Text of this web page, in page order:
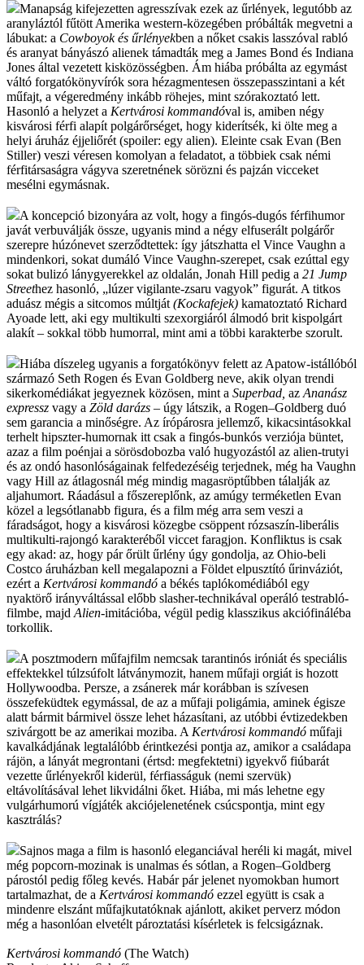
Manapság kifejezetten agresszívak ezek az űrlények, legutóbb az
aranyláztól fűtött Amerika western-közegében próbálták megvetni a
lábukat: a Cowboyok és űrlényekben a nőket csakis lasszóval rabló
és aranyat bányászó alienek támadták meg a James Bond és Indiana
Jones által vezetett kisközösségben. Ám hiába próbálta az egymást
váltó forgatókönyvírók sora hézagmentesen összepasszintani a két
műfajt, a végeredmény inkább röhejes, mint szórakoztató lett.
Hasonló a helyzet a Kertvárosi kommandóval is, amiben négy
kisvárosi férfi alapít polgárőrséget, hogy kiderítsék, ki ölte meg a
helyi áruház éjjeliőrét (spoiler: egy alien). Eleinte csak Evan (Ben
Stiller) veszi véresen komolyan a feladatot, a többiek csak némi
férfitársaságra vágyva szeretnének sörözni és pajzán vicceket
mesélni egymásnak.
A koncepció bizonyára az volt, hogy a fingós-dugós férfihumor
javát verbuválják össze, ugyanis mind a négy elfuserált polgárőr
szerepre húzónevet szerződtettek: így játszhatta el Vince Vaughn a
mindenkori, sokat dumáló Vince Vaughn-szerepet, csak ezúttal egy
sokat bulizó lánygyerekkel az oldalán, Jonah Hill pedig a 21 Jump
Streethez hasonló, „lúzer vigilante-zsaru vagyok” figurát. A titkos
aduász mégis a sitcomos múltját (Kockafejek) kamatoztató Richard
Ayoade lett, aki egy multikulti szexorgiáról álmodó brit kispolgárt
alakít – sokkal több humorral, mint ami a többi karakterbe szorult.
Hiába díszeleg ugyanis a forgatókönyv felett az Apatow-istállóból
származó Seth Rogen és Evan Goldberg neve, akik olyan trendi
sikerkomédiákat jegyeznek közösen, mint a Superbad az Ananász
expressz vagy a Zöld darázs – úgy látszik, a Rogen–Goldberg duó
sem garancia a minőségre. Az írópárosra jellemző, kikacsintásokkal
terhelt hipszter-humornak itt csak a fingós-bunkós verziója büntet,
azaz a film poénjai a sörösdobozba való hugyozástól az alien-trutyi
és az ondó hasonlóságainak felfedezéséig terjednek, még ha Vaughn
vagy Hill az átlagosnál még mindig magasröptűbben tálalják az
aljahumort. Ráadásul a főszereplőnk, az amúgy terméketlen Evan
közel a legsótlanabb figura, és a film még arra sem veszi a
fáradságot, hogy a kisvárosi közegbe csöppent rózsaszín-liberális
multikulti-rajongó karakteréből viccet faragjon. Konfliktus is csak
egy akad: az, hogy pár őrült űrlény úgy gondolja, az Ohio-beli
Costco áruházban kell megalapozni a Földet elpusztító űrinváziót,
ezért a Kertvárosi kommandó a békés taplókomédiából egy
nyaktörő irányváltással előbb slasher-technikával operáló testrabló-
filmbe, majd Alien-imitációba, végül pedig klasszikus akciófináléba
torkollik.
A posztmodern műfajfilm nemcsak tarantinós iróniát és speciális
effektekkel túlzsúfolt látványmozit, hanem műfaji orgiát is hozott
Hollywoodba. Persze, a zsánerek már korábban is szívesen
összefeküdtek egymással, de az a műfaji poligámia, aminek égisze
alatt bármit bármivel össze lehet házasítani, az utóbbi évtizedekben
szivárgott be az amerikai moziba. A Kertvárosi kommandó műfaji
kavalkádjának legtalálóbb érintkezési pontja az, amikor a családapa
rájön, a lányát megrontani (értsd: megfektetni) igyekvő fiúbarát
vezette űrlényekről kiderül, férfiasságuk (nemi szervük)
eltávolításával lehet likvidálni őket. Hiába, mi más lehetne egy
vulgárhumorú vígjáték akciójelenetének csúcspontja, mint egy
kasztrálás?
Sajnos maga a film is hasonló eleganciával heréli ki magát, mivel
még popcorn-mozinak is unalmas és sótlan, a Rogen–Goldberg
párostól pedig főleg kevés. Habár pár jelenet nyomokban humort
tartalmazhat, de a Kertvárosi kommandó ezzel együtt is csak a
mindenre elszánt műfajkutatóknak ajánlott, akiket perverz módon
még a hasonlóan elvetélt pároztatási kísérletek is felcsigáznak.
Kertvárosi kommandó (The Watch)